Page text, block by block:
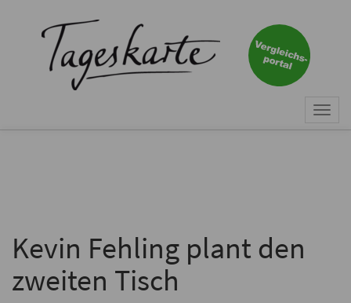
Kevin Fehling plant den
zweiten Tisch
Keine Nachricht mehr
verpassen!
E-Mail *